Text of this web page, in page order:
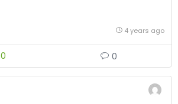
4 years ago
0 0